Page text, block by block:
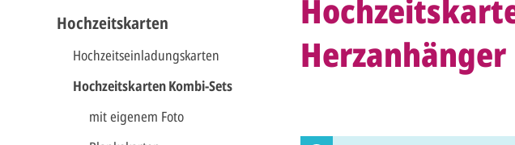
Hochzeitskarten
Hochzeitseinladungskarten
Hochzeitskarten Kombi-Sets
mit eigenem Foto
Herzanhänger